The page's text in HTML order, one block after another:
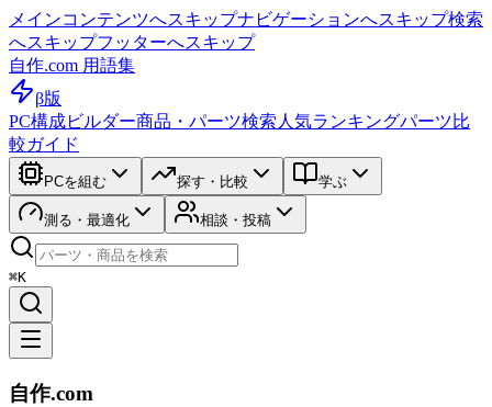
メインコンテンツへスキップナビゲーションへスキップ検索
へスキップフッターへスキップ
自作.com 用語集
β版
PC構成ビルダー商品・パーツ検索 人気ランキングパーツ比
較ガイド
PCを組む 探す・比較 学ぶ
測る・最適化 相談・投稿
⌘K
自作.com